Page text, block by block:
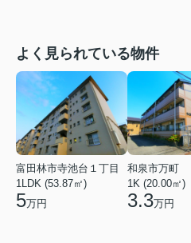
よく見られている物件
富田林市寺池台１丁目
1LDK (53.87㎡)
5万円
和泉市万町
1K (20.00㎡)
3.3万円